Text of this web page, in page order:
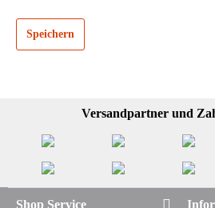
Speichern
Versandpartner und
Shop Service